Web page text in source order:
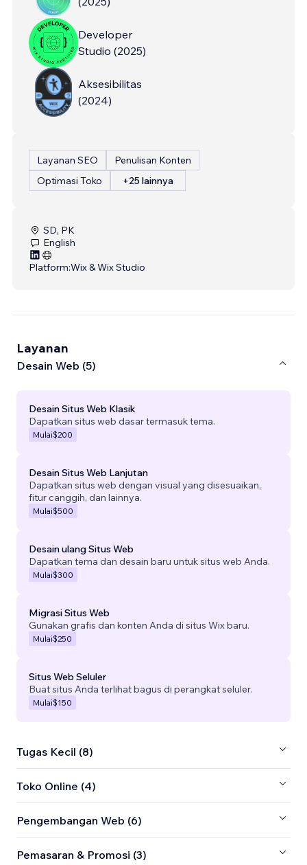
Developer
Studio (2025)
Aksesibilitas
(2024)
Layanan SEO
Penulisan Konten
Optimasi Toko
+25 lainnya
SD, PK
English
Platform:Wix & Wix Studio
Layanan
Desain Web (5)
Desain Situs Web Klasik
Dapatkan situs web dasar termasuk tema.
Mulai$200
Desain Situs Web Lanjutan
Dapatkan situs web dengan visual yang disesuaikan,
fitur canggih, dan lainnya.
Mulai$500
Desain ulang Situs Web
Dapatkan tema dan desain baru untuk situs web Anda.
Mulai$300
Migrasi Situs Web
Gunakan grafis dan konten Anda di situs Wix baru.
Mulai$250
Situs Web Seluler
Buat situs Anda terlihat bagus di perangkat seluler.
Mulai$150
Tugas Kecil (8)
Toko Online (4)
Pengembangan Web (6)
Pemasaran & Promosi (3)